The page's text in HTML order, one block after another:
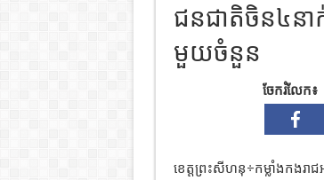
ជនជាតិចិន៤នា
មួយចំនួន
ចែករំលែក៖
ខេត្តព្រះសីហនុ÷កម្លាំងកងរា